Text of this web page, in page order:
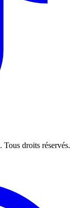
. Tous droits réservés.